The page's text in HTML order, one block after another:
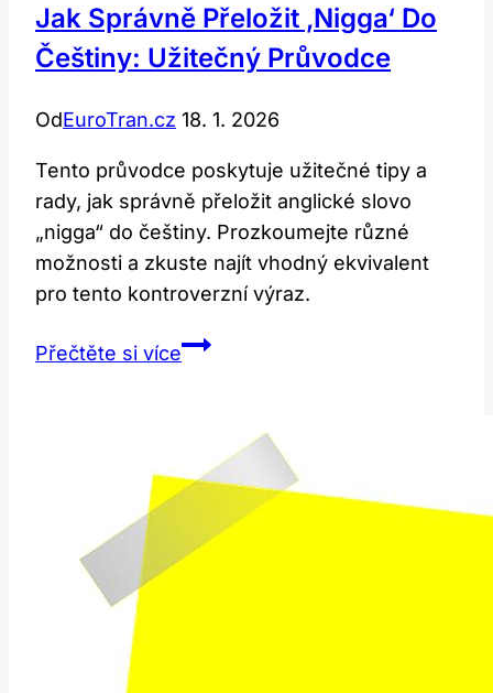
Jak Správně Přeložit ‚Nigga‘ Do
Češtiny: Užitečný Průvodce
OdEuroTran.cz 18. 1. 2026
Tento průvodce poskytuje užitečné tipy a
rady, jak správně přeložit anglické slovo
„nigga“ do češtiny. Prozkoumejte různé
možnosti a zkuste najít vhodný ekvivalent
pro tento kontroverzní výraz.
Přečtěte si víceJak
do
Češtiny:
Užitečný
Průvodce